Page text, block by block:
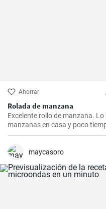
Ahorrar
Rolada de manzana
Excelente rollo de manzana.
manzanas en casa y poco
que siempre agrada.
maycasoro